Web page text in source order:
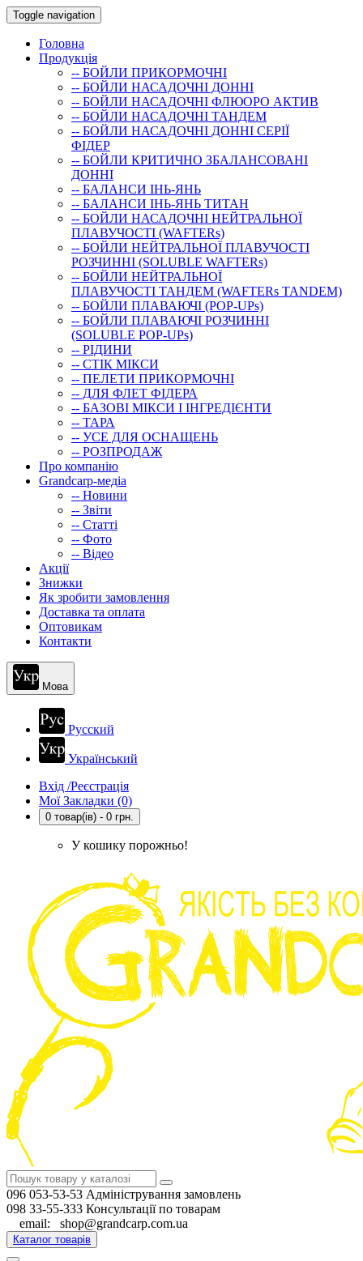
Toggle navigation
Головна
Продукція
-- БОЙЛИ ПРИКОРМОЧНI
-- БОЙЛИ НАСАДОЧНI ДОННI
-- БОЙЛИ НАСАДОЧНІ ФЛЮОРО АКТИВ
-- БОЙЛИ НАСАДОЧНІ ТАНДЕМ
-- БОЙЛИ НАСАДОЧНI ДОННI СЕРIÏ
ФIДЕР
-- БОЙЛИ КРИТИЧНО ЗБАЛАНСОВАНІ
ДОННІ
-- БАЛАНСИ ІНЬ-ЯНЬ
-- БАЛАНСИ ІНЬ-ЯНЬ ТИТАН
-- БОЙЛИ НАСАДОЧНI НЕЙТРАЛЬНОÏ
ПЛАВУЧОСТI (WAFTERs)
-- БОЙЛИ НЕЙТРАЛЬНОЇ ПЛАВУЧОСТІ
РОЗЧИННІ (SOLUBLE WAFTERs)
-- БОЙЛИ НЕЙТРАЛЬНОЇ
ПЛАВУЧОСТІ ТАНДЕМ (WAFTERs TANDEM)
-- БОЙЛИ ПЛАВАЮЧІ (POP-UPs)
-- БОЙЛИ ПЛАВАЮЧI РОЗЧИННI
(SOLUBLE POP-UPs)
-- РIДИНИ
-- СТIК МIКСИ
-- ПЕЛЕТИ ПРИКОРМОЧНІ
-- ДЛЯ ФЛЕТ ФІДЕРА
-- БАЗОВІ МІКСИ І ІНГРЕДІЄНТИ
-- ТАРА
-- УСЕ ДЛЯ ОСНАЩЕНЬ
-- РОЗПРОДАЖ
Про компанію
Grandcarp-медіа
-- Новини
-- Звіти
-- Статті
-- Фото
-- Відео
Акції
Знижки
Як зробити замовлення
Доставка та оплата
Оптовикам
Контакти
Мова
Русский
Український
Вхід /Реєстрація
Мої Закладки (0)
0 товар(ів) - 0 грн.
У кошику порожньо!
096 053-53-53 Адміністрування замовлень
098 33-55-333 Консультації по товарам
email: shop@grandcarp.com.ua
Каталог товарів